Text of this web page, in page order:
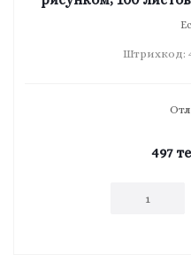
Штрихкод:
497